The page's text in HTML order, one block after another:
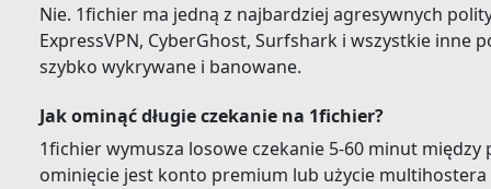
Nie. 1fichier ma jedną z najbardziej agresywnych
ExpressVPN, CyberGhost, Surfshark i wszystkie inne
szybko wykrywane i banowane.
Jak ominąć długie czekanie na 1fichier?
1fichier wymusza losowe czekanie 5-60 minut między
ominięcie jest konto premium lub użycie